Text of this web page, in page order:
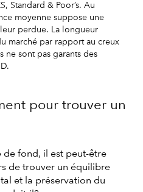
Standard & Poor’s. Au
moyenne suppose une
perdue. La longueur
marché par rapport au creux
ne sont pas garants des
pour trouver un
fond, il est peut-être
de trouver un équilibre
et la préservation du